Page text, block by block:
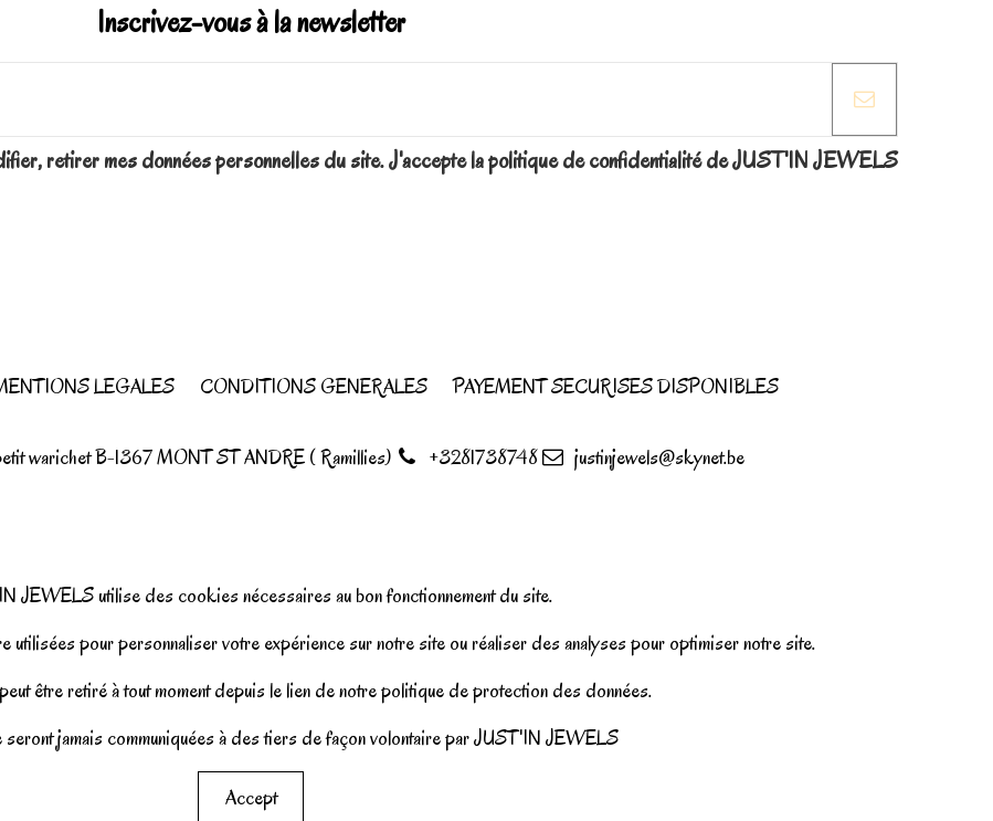
Inscrivez-vous à la newsletter
retirer mes données personnelles du site. J'accepte la politique de confidentialité de JUST'IN JEWELS
LEGALES CONDITIONS GENERALES PAYEMENT SECURISES DISPONIBLES
warichet B-1367 MONT ST ANDRE ( Ramillies) +3281738748 justinjewels@skynet.be
JEWELS utilise des cookies nécessaires au bon fonctionnement du site.
utilisées pour personnaliser votre expérience sur notre site ou réaliser des analyses pour optimiser notre site.
être retiré à tout moment depuis le lien de notre politique de protection des données.
seront jamais communiquées à des tiers de façon volontaire par JUST'IN JEWELS
Accept